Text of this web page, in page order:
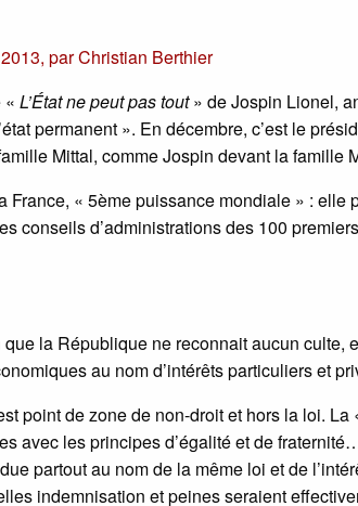
,parChristian Berthier
« L’État ne peut pas tout» de Jospin Lionel,
permanent ». En décembre, c’est le
Mittal, comme Jospin devant la famille
France, « 5ème puissance mondiale » :
conseils d’administrations des 100
la République ne reconnait aucun culte,
au nom d’intérêts particuliers et
point de zone de non-droit et hors la loi.
avec les principes d’égalité et de
partout au nom de la même loi et de
indemnisation et peines seraient